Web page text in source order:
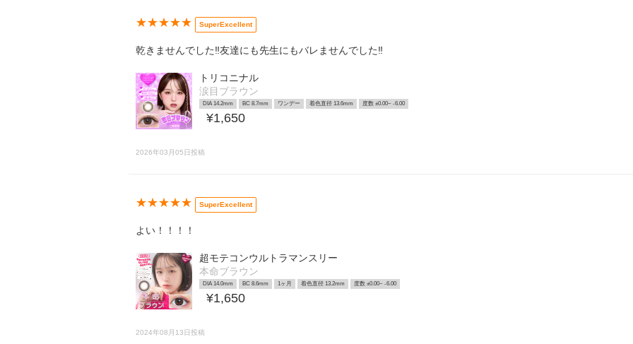
★★★★★ SuperExcellent
乾きませんでした‼️友達にも先生にもバレませんでした‼️
トリコニナル
涙目ブラウン
DIA 14.2mm BC 8.7mm ワンデー 着色直径 13.6mm 度数 ±0.00~ -6.00
¥1,650
2026年03月05日投稿
★★★★★ SuperExcellent
よい！！！！
超モテコンウルトラマンスリー
本命ブラウン
DIA 14.0mm BC 8.6mm 1ヶ月 着色直径 13.2mm 度数 ±0.00~ -6.00
¥1,650
2024年08月13日投稿